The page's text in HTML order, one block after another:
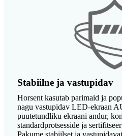
Stabiilne ja vastupidav
Horsent kasutab parimaid ja
nagu vastupidav LED-ekraan
puutetundliku ekraani andur,
standardprotsesside ja
Pakume stabiilset ja